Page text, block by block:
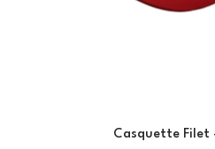
Casquette Filet